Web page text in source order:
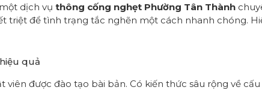
dịch vụ thông cống nghẹt Phường Tân Thành
triệt để tình trạng tắc nghẽn một cách nhanh chóng.
quả
viên được đào tạo bài bản. Có kiến thức sâu rộng về